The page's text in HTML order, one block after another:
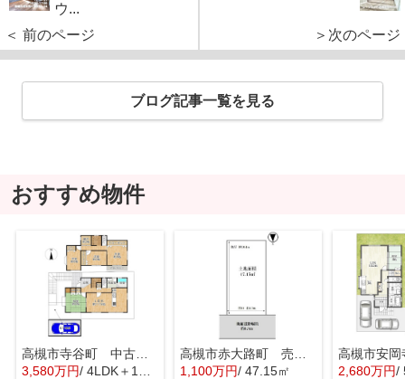
ウ...
＜ 前のページ
＞次のページ
ブログ記事一覧を見る
おすすめ物件
高槻市寺谷町 中古戸建
3,580万円/ 4LDK＋1S(納戸)
1,100万円/ 47.15㎡ 2,680万円/